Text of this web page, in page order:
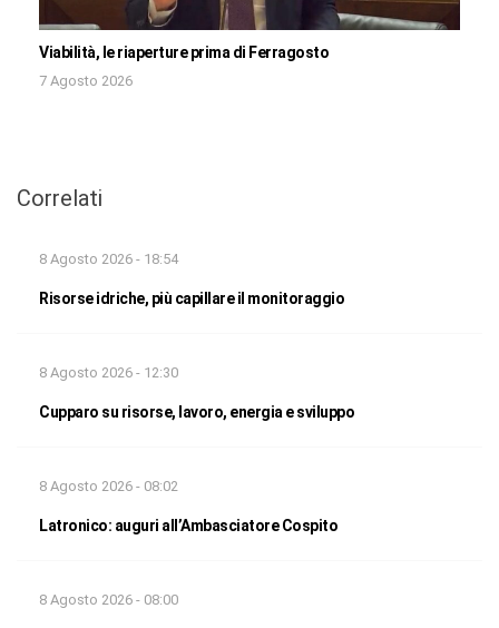
Viabilità, le riaperture prima di Ferragosto
7 Agosto 2026
Correlati
8 Agosto 2026 - 18:54
Risorse idriche, più capillare il monitoraggio
8 Agosto 2026 - 12:30
Cupparo su risorse, lavoro, energia e sviluppo
8 Agosto 2026 - 08:02
Latronico: auguri all’Ambasciatore Cospito
8 Agosto 2026 - 08:00